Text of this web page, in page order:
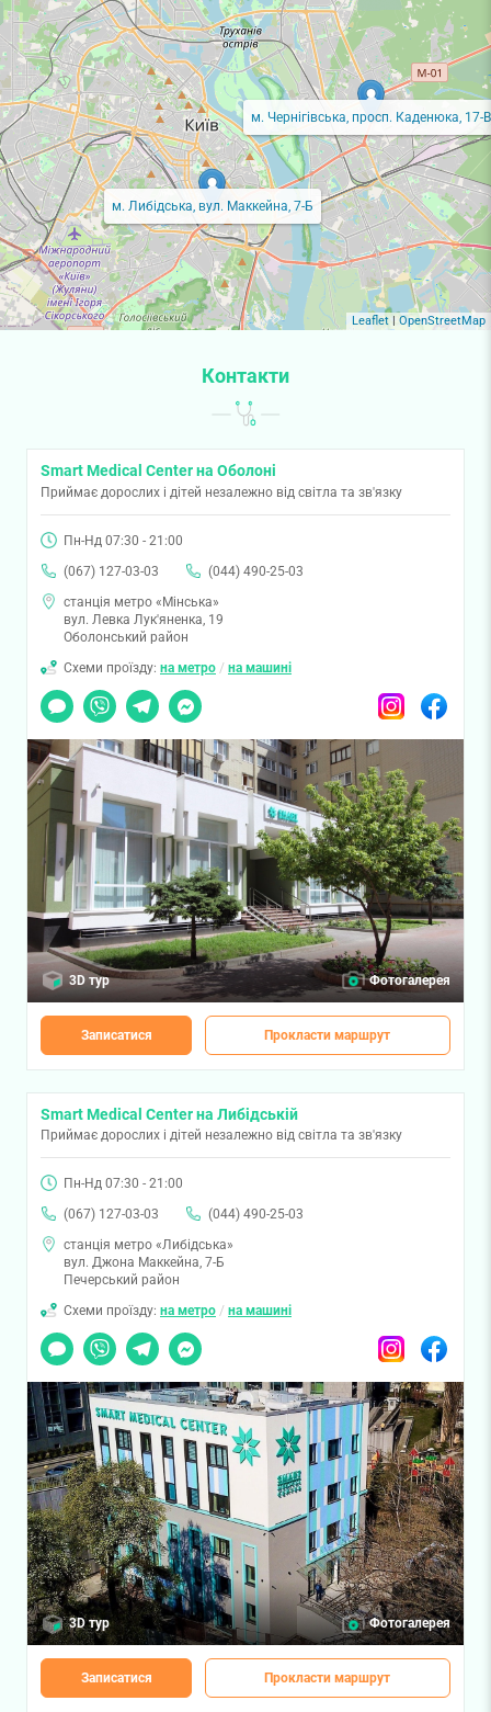
м. Либідська, вул. Маккейна, 7-Б
м. Чернігівська, просп. Каденюка, 17-В
Leaflet| OpenStreetMap
Контакти
Smart Medical Center на Оболоні
Приймає дорослих і дітей незалежно від світла та зв'язку
Пн-Нд 07:30 - 21:00
(067) 127-03-03
(044) 490-25-03
станція метро «Мінська»
вул. Левка Лук'яненка, 19
Оболонський район
Схеми проїзду: на метро / на машині
Чат
Viber TelegramMessenger InstagramFacebook
3D тур Фотогалерея
Записатися Прокласти маршрут
Smart Medical Center на Либідській
Приймає дорослих і дітей незалежно від світла та зв'язку
Пн-Нд 07:30 - 21:00
(067) 127-03-03
(044) 490-25-03
станція метро «Либідська»
вул. Джона Маккейна, 7-Б
Печерський район
Схеми проїзду: на метро / на машині
Чат
Viber TelegramMessenger InstagramFacebook
3D тур Фотогалерея
Записатися Прокласти маршрут